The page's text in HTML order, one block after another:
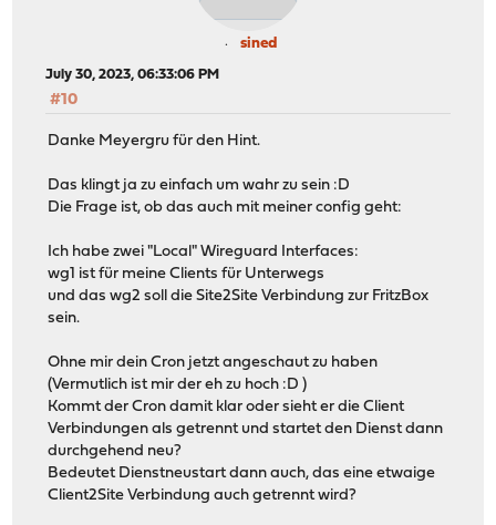
sined
July 30, 2023, 06:33:06 PM
#10
Danke Meyergru für den Hint.
Das klingt ja zu einfach um wahr zu sein :D
Die Frage ist, ob das auch mit meiner config geht:
Ich habe zwei "Local" Wireguard Interfaces:
wg1 ist für meine Clients für Unterwegs
und das wg2 soll die Site2Site Verbindung zur FritzBox
sein.
Ohne mir dein Cron jetzt angeschaut zu haben
(Vermutlich ist mir der eh zu hoch :D )
Kommt der Cron damit klar oder sieht er die Client
Verbindungen als getrennt und startet den Dienst dann
durchgehend neu?
Bedeutet Dienstneustart dann auch, das eine etwaige
Client2Site Verbindung auch getrennt wird?